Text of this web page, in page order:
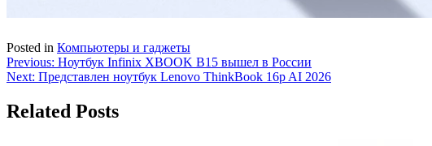
Posted in Компьютеры и гаджеты
Навигация
по
записям
Previous: Ноутбук Infinix XBOOK B15 вышел в России
Next: Представлен ноутбук Lenovo ThinkBook 16p AI 2026
Related Posts